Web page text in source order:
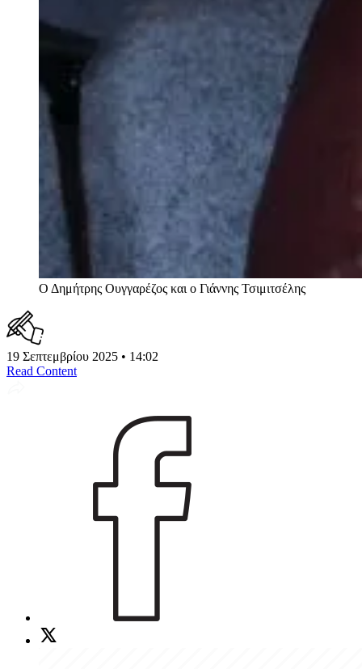
Ο Δημήτρης Ουγγαρέζος και ο Γιάννης Τσιμιτσέλης
19 Σεπτεμβρίου 2025 • 14:02
Read Content